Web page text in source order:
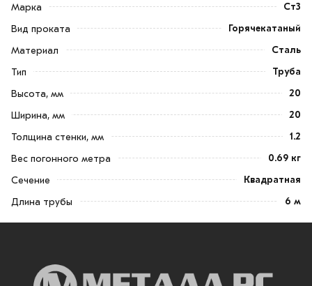
Марка
Ст3
Вид проката
Горячекатаный
Материал
Сталь
Тип
Труба
Высота, мм
20
Ширина, мм
20
Толщина стенки, мм
1.2
Вес погонного метра
0.69 кг
Сечение
Квадратная
Длина трубы
6 м